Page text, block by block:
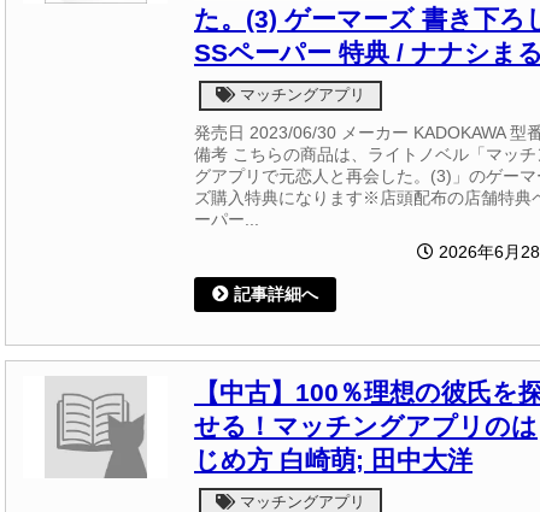
た。(3) ゲーマーズ 書き下ろ
SSペーパー 特典 / ナナシま
マッチングアプリ
発売日 2023/06/30 メーカー KADOKAWA 型
備考 こちらの商品は、ライトノベル「マッチ
グアプリで元恋人と再会した。(3)」のゲーマ
ズ購入特典になります※店頭配布の店舗特典
ーパー...
2026年6月
記事詳細へ
【中古】100％理想の彼氏を
せる！マッチングアプリのは
じめ方 白崎萌; 田中大洋
マッチングアプリ